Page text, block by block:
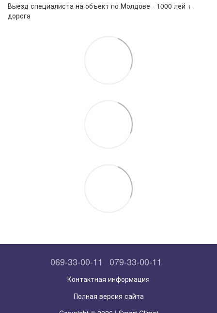
Выезд специалиста на объект по Молдове - 1000 лей +
дорога
069-33-00-11 079-33-00-11
Контактная информация
Полная версия сайта